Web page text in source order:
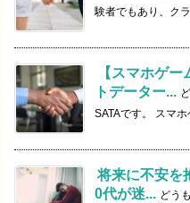
験者でもあり、ク
【スマホゲ
トデーター...
SATAです。 スマ
将来に不安を
0代が迷... どう